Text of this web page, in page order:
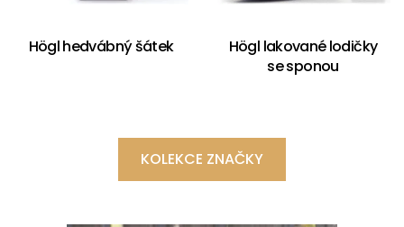
Högl hedvábný šátek
Högl lakované lodičky
se sponou
KOLEKCE ZNAČKY